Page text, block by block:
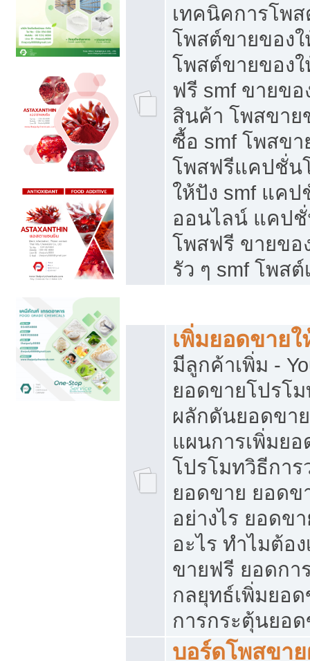
เทคนิคการโพ
โพสต์ขายของ
โพสต์ขายของ
ฟรี smf ขายข
สินค้า โพสขาย
ซื้อ smf โพสข
โพสฟรีแคปชั่น
ให้ปัง smf แค
ออนไลน์ แคป
โพสฟรี ขายขอ
รัว ๆ smf โพส
เพิ่มยอดขายใ
มีลูกค้าเพิ่ม -
ยอดขายโปรโ
ผลักดันยอดขา
แผนการเพิ่มย
โปรโมทวิธีการ
ยอดขาย ยอดข
อย่างไร ยอดข
อะไร ทำไมต้อ
ขายฟรี ยอดกา
กลยุทธ์เพิ่มยอ
การกระตุ้นยอ
บอร์ดโพสขา